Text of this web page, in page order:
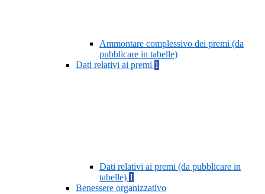
Ammontare complessivo dei premi (da
pubblicare in tabelle)
Dati relativi ai premi 1
Dati relativi ai premi (da pubblicare in
tabelle) 1
Benessere organizzativo